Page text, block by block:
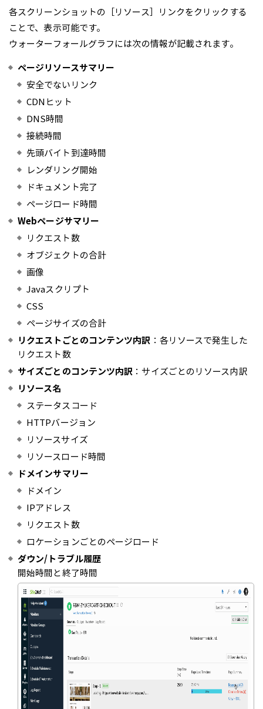
各スクリーンショットの［リソース］リンクをクリックする
ことで、表示可能です。
ウォーターフォールグラフには次の情報が記載されます。
ページリソースサマリー
安全でないリンク
CDNヒット
DNS時間
接続時間
先頭バイト到達時間
レンダリング開始
ドキュメント完了
ページロード時間
Webページサマリー
リクエスト数
オブジェクトの合計
画像
Javaスクリプト
CSS
ページサイズの合計
リクエストごとのコンテンツ内訳 ：各リソースで発生した
リクエスト数
サイズごとのコンテンツ内訳 ：サイズごとのリソース内訳
リソース名
ステータスコード
HTTPバージョン
リソースサイズ
リソースロード時間
ドメインサマリー
ドメイン
IPアドレス
リクエスト数
ロケーションごとのページロード
ダウン/トラブル履歴
開始時間と終了時間